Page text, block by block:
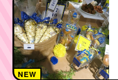
NEW